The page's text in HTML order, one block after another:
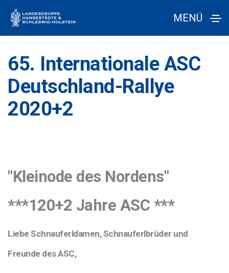
MENÜ
65. Internationale ASC
Deutschland-Rallye
2020+2
"Kleinode des Nordens"
***120+2 Jahre ASC ***
Liebe Schnauferldamen, Schnauferlbrüder und
Freunde des ASC,